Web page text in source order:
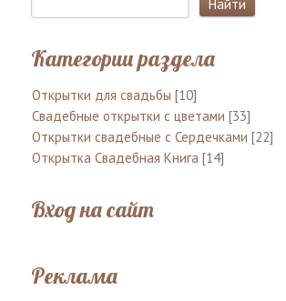
Категории раздела
Открытки для свадьбы [10]
Свадебные открытки с цветами [33]
Открытки свадебные с Сердечками [22]
Открытка Свадебная Книга [14]
Вход на сайт
Реклама